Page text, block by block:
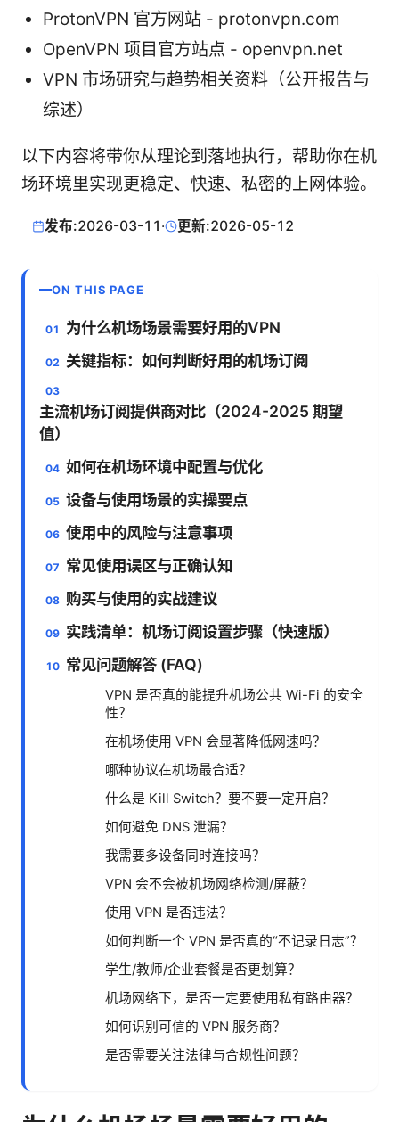
ProtonVPN 官方网站 - protonvpn.com
OpenVPN 项目官方站点 - openvpn.net
VPN 市场研究与趋势相关资料（公开报告与
综述）
以下内容将带你从理论到落地执行，帮助你在机
场环境里实现更稳定、快速、私密的上网体验。
发布:2026-03-11 · 更新:2026-05-12
ON THIS PAGE
为什么机场场景需要好用的VPN
关键指标：如何判断好用的机场订阅
主流机场订阅提供商对比（2024-2025 期望
值）
如何在机场环境中配置与优化
设备与使用场景的实操要点
使用中的风险与注意事项
常见使用误区与正确认知
购买与使用的实战建议
实践清单：机场订阅设置步骤（快速版）
常见问题解答 (FAQ)
VPN 是否真的能提升机场公共 Wi-Fi 的安全
性？
在机场使用 VPN 会显著降低网速吗？
哪种协议在机场最合适？
什么是 Kill Switch？要不要一定开启？
如何避免 DNS 泄漏？
我需要多设备同时连接吗？
VPN 会不会被机场网络检测/屏蔽？
使用 VPN 是否违法？
如何判断一个 VPN 是否真的“不记录日志”？
学生/教师/企业套餐是否更划算？
机场网络下，是否一定要使用私有路由器？
如何识别可信的 VPN 服务商？
是否需要关注法律与合规性问题？